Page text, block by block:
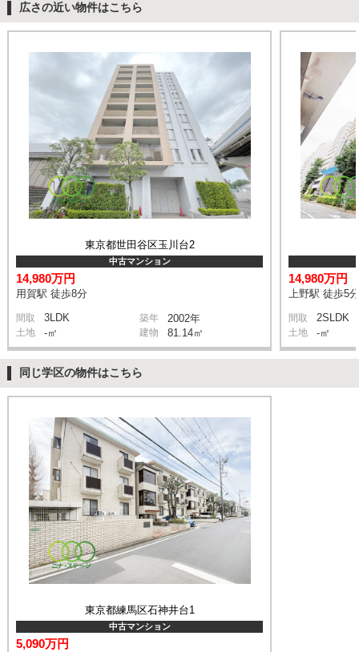
広さの近い物件はこちら
東京都世田谷区玉川台2
中古マンション
14,980万円
用賀駅 徒歩8分
間取 3LDK 築年 2002年
土地 -㎡ 建物 81.14㎡
14,980万円
上野駅 徒歩5分
間取 2SLDK
土地 -㎡
同じ学区の物件はこちら
東京都練馬区石神井台1
中古マンション
5,090万円